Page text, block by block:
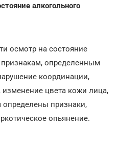
алкогольного
осмотр на состояние
определенным
координации,
изменение цвета кожи лица,
признаки,
опьянение.